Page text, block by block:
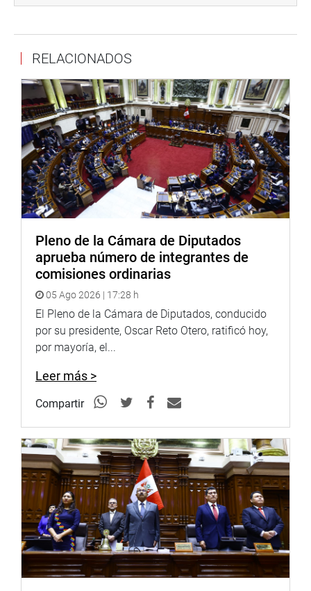
municipalidad de Huanchaco, Efraín Bueno junto a
empresa Hidrandina.
En el encuentro, se evaluaron las medidas que se vienen
adoptando para la protección del Sitio Arqueológico de
Chan Chan, a fin de combatir las invasiones y
construcciones ilegales que se tienen en la zona.
Lima
El parlamentario Esdras Medina Minaya participó de una
mesa de trabajo donde se abordó la iniciativa legislativa
N° 5785 “Ley que precisa los lineamientos de los colegios
profesionales para el fortalecimiento del ejercicio
profesional en el territorio nacional”, la cual se realizó en
la sede del Colegio Regional de Licenciados en
Administración, en el distrito de Lince.
Medina Minaya comprometió a realizar una exposición
del proyecto de Ley N°5785 para dar a conocer sus
beneficios e importancia para los futuros profesionales.
RELACIONADOS
Pleno de la Cámara de Diputados
aprueba número de integrantes de
comisiones ordinarias
05 Ago 2026 | 17:28 h
El Pleno de la Cámara de Diputados, conducido
por su presidente, Oscar Reto Otero, ratificó hoy,
por mayoría, el...
Leer más >
Compartir